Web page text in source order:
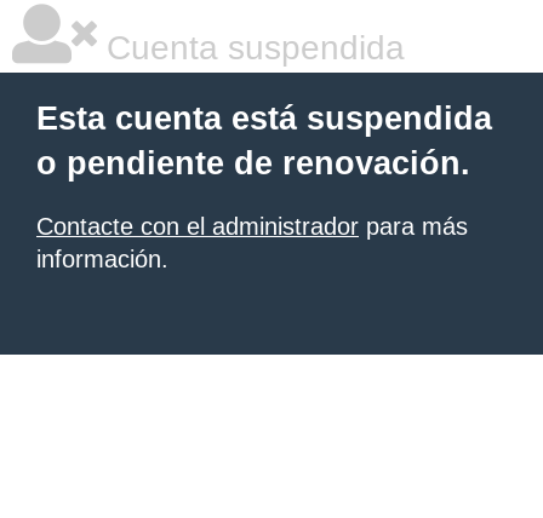
Cuenta suspendida
Esta cuenta está suspendida
o pendiente de renovación.
Contacte con el administrador para más
información.